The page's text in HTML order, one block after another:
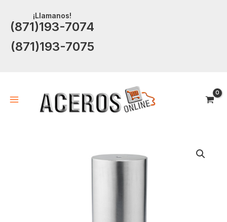
contenido
¡Llamanos!
(871)193-7074
(871)193-7075